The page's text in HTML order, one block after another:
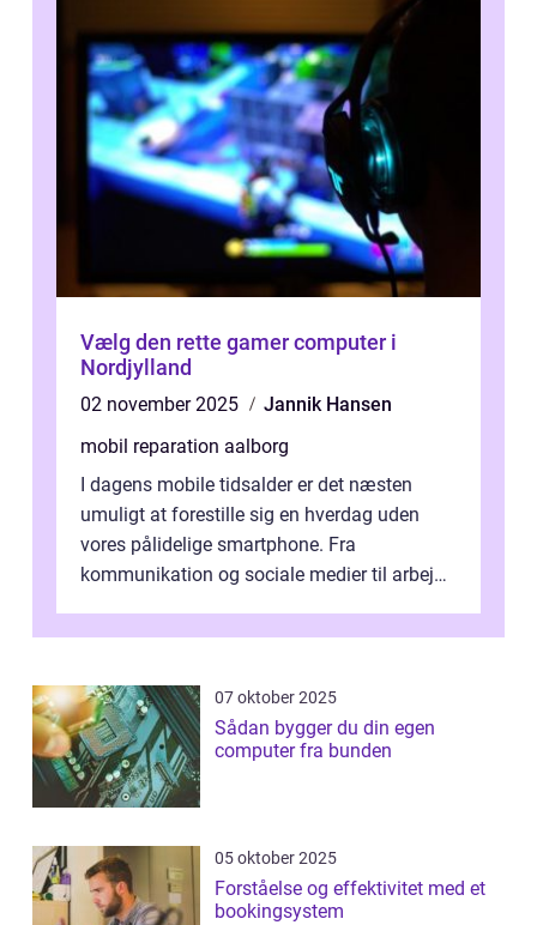
Vælg den rette gamer computer i
Nordjylland
02 november 2025
Jannik Hansen
mobil reparation aalborg
I dagens mobile tidsalder er det næsten
umuligt at forestille sig en hverdag uden
vores pålidelige smartphone. Fra
kommunikation og sociale medier til arbejde
07 oktober 2025
Sådan bygger du din egen
computer fra bunden
05 oktober 2025
Forståelse og effektivitet med et
bookingsystem